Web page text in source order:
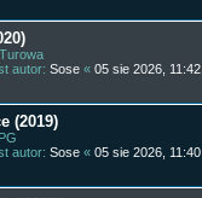
autor: Sose « 05 sie 2026, 11:42
(2019)
autor: Sose « 05 sie 2026, 11:40